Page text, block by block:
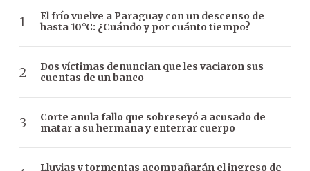
El frío vuelve a Paraguay con un descenso de
hasta 10°C: ¿Cuándo y por cuánto tiempo?
Dos víctimas denuncian que les vaciaron sus
cuentas de un banco
Corte anula fallo que sobreseyó a acusado de
matar a su hermana y enterrar cuerpo
Lluvias y tormentas acompañarán el ingreso de